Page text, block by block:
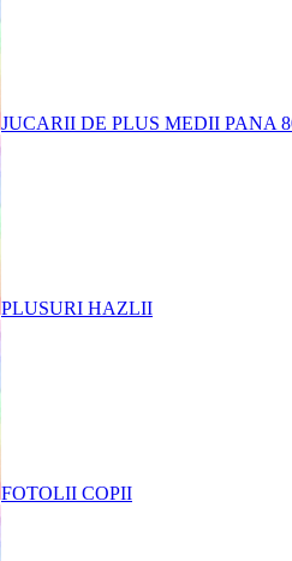
JUCARII DE PLUS MEDII PANA
PLUSURI HAZLII
FOTOLII COPII